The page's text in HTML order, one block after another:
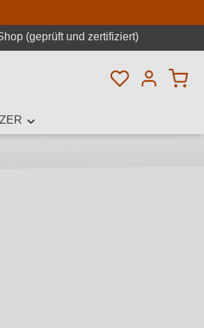
(geprüft und zertifiziert)
Du hast 0